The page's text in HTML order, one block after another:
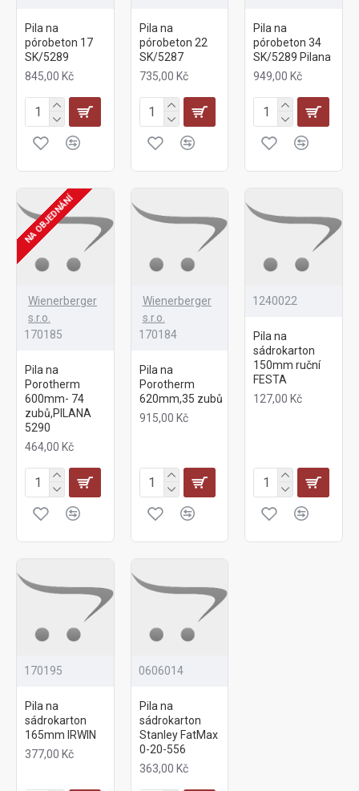
Pila na
pórobeton 17
SK/5289
845,00 Kč
Pila na
pórobeton 22
SK/5287
735,00 Kč
Pila na
pórobeton 34
SK/5289 Pilana
949,00 Kč
NA OBJEDNÁNÍ
Wienerberger
s.r.o.
170185
Pila na
Porotherm
600mm- 74
zubů,PILANA
5290
464,00 Kč
Wienerberger
s.r.o.
170184
Pila na
Porotherm
620mm,35 zubů
915,00 Kč
1240022
Pila na
sádrokarton
150mm ruční
FESTA
127,00 Kč
170195
Pila na
sádrokarton
165mm IRWIN
377,00 Kč
0606014
Pila na
sádrokarton
Stanley FatMax
0-20-556
363,00 Kč